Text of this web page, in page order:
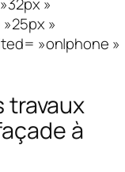
»
»
»on|phone »
travaux
à